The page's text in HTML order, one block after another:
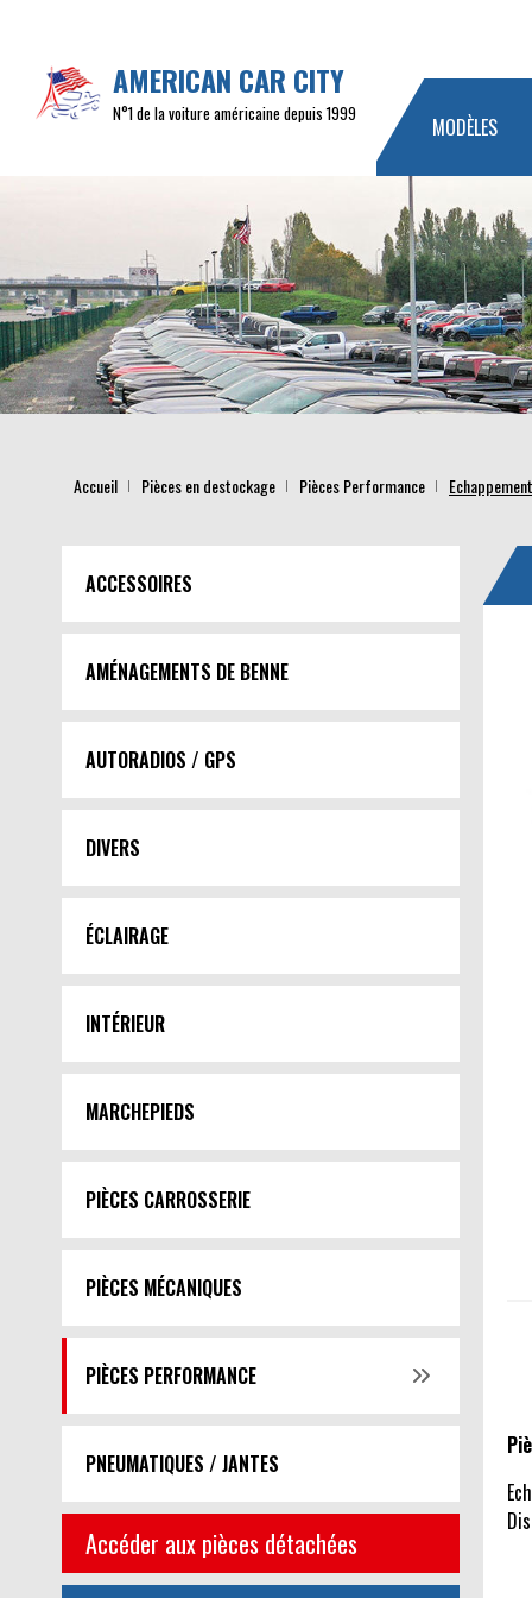
AMERICAN CAR CITY
N°1 de la voiture américaine depuis 1999 MODÈLES
Accueil Pièces en destockage Pièces Performance
ACCESSOIRES
AMÉNAGEMENTS DE BENNE
AUTORADIOS / GPS
DIVERS
ÉCLAIRAGE
INTÉRIEUR
MARCHEPIEDS
PIÈCES CARROSSERIE
PIÈCES MÉCANIQUES
PIÈCES PERFORMANCE
PNEUMATIQUES / JANTES
Accéder aux pièces détachées